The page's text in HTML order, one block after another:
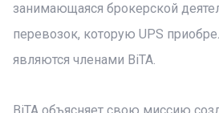
занимающаяся брокерской
перевозок, которую UPS
являются членами BiTA.